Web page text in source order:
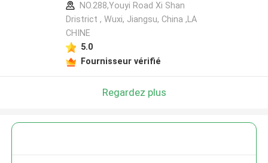
NO.288,Youyi Road Xi Shan
Dristrict , Wuxi, Jiangsu, China ,LA
CHINE
5.0
Fournisseur vérifié
Regardez plus